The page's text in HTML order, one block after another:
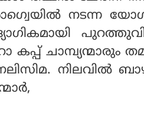
നടന്ന
കപ്പ് ചാമ്പ്യന്മാരും
നിലവിൽ